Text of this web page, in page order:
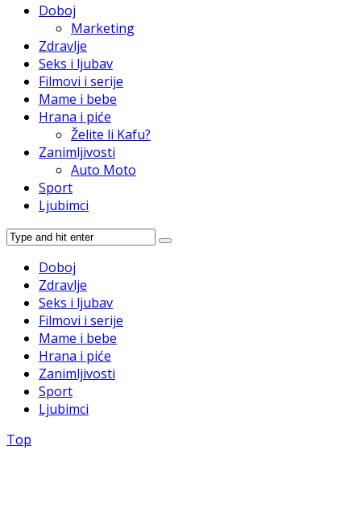
Doboj
Marketing
Zdravlje
Seks i ljubav
Filmovi i serije
Mame i bebe
Hrana i piće
Želite li Kafu?
Zanimljivosti
Auto Moto
Sport
Ljubimci
Doboj
Zdravlje
Seks i ljubav
Filmovi i serije
Mame i bebe
Hrana i piće
Zanimljivosti
Sport
Ljubimci
Top